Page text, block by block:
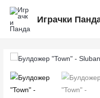
Skip
content
Играчки
Булдожер
"Town"